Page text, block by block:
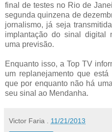
final de testes no Rio de
segunda quinzena de
jornalismo, já seja
implantação do sinal digital
uma previsão.
Enquanto isso, a Top TV
um replanejamento que
que por enquanto não há
seu sinal ao Mendanha.
Victor Faria 11/21/2013